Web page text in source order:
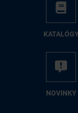
NO­VIN­KY